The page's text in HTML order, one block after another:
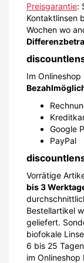
Preisgarantie:
Kontaktlinsen
Wochen wo
Im
Google
PayPal
Vorrätige
bis 3
Bestellartikel
geliefert.
biofokale
6 bis 25
im